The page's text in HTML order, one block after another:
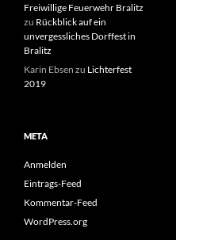
Freiwillige Feuerwehr Bralitz
zu Rückblick auf ein
unvergessliches Dorffest in
Bralitz
Karin Ebsen zu Lichterfest
2019
META
Anmelden
Eintrags-Feed
Kommentar-Feed
WordPress.org